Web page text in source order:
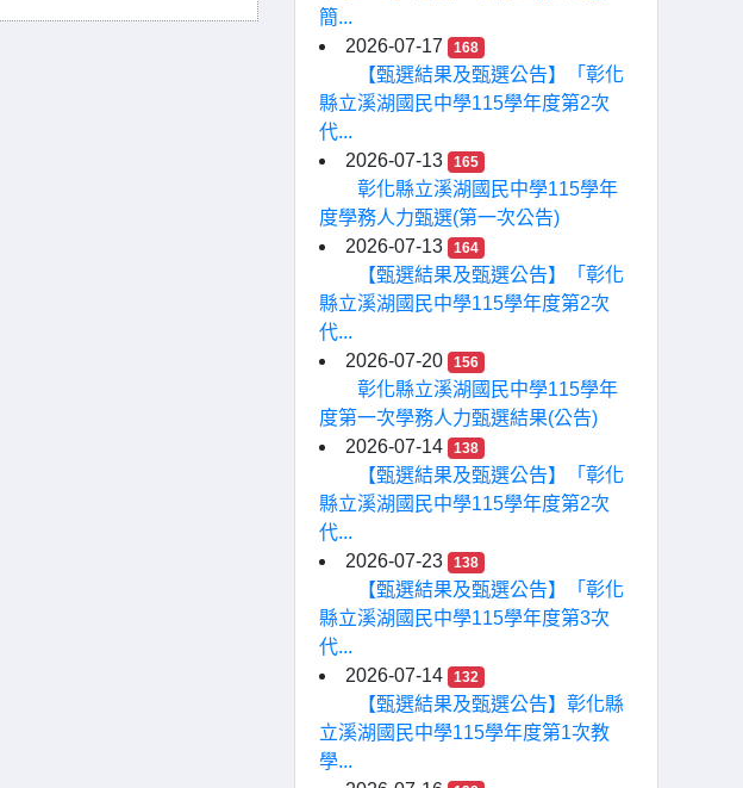
簡...
2026-07-17
168
【甄選結果及甄選公告】「彰化
縣立溪湖國民中學115學年度第2次
代...
2026-07-13
165
彰化縣立溪湖國民中學115學年
度學務人力甄選(第一次公告)
2026-07-13
164
【甄選結果及甄選公告】「彰化
縣立溪湖國民中學115學年度第2次
代...
2026-07-20
156
彰化縣立溪湖國民中學115學年
度第一次學務人力甄選結果(公告)
2026-07-14
138
【甄選結果及甄選公告】「彰化
縣立溪湖國民中學115學年度第2次
代...
2026-07-23
138
【甄選結果及甄選公告】「彰化
縣立溪湖國民中學115學年度第3次
代...
2026-07-14
132
【甄選結果及甄選公告】彰化縣
立溪湖國民中學115學年度第1次教
學...